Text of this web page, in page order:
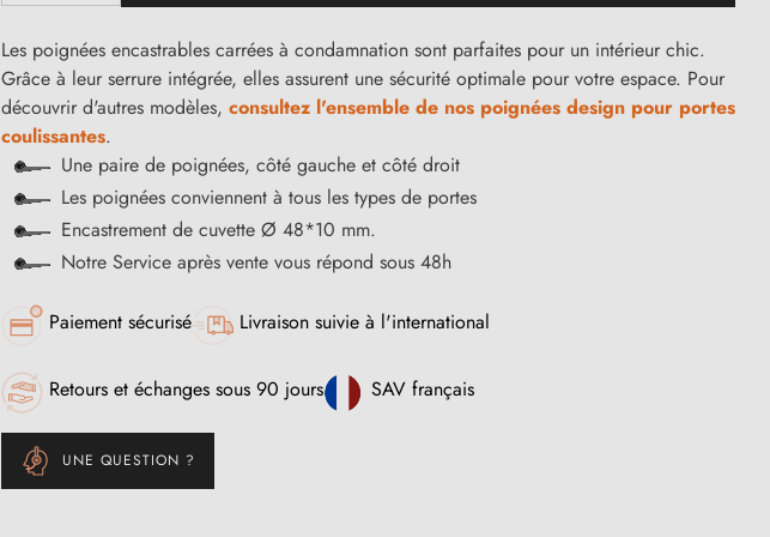
Les poignées encastrables carrées à condamnation sont parfaites pour un intérieur chic.
Grâce à leur serrure intégrée, elles assurent une sécurité optimale pour votre espace. Pour
découvrir d'autres modèles, consultez l'ensemble de nos poignées design pour portes
coulissantes.
Une paire de poignées, côté gauche et côté droit
Les poignées conviennent à tous les types de portes
Encastrement de cuvette Ø 48*10 mm.
Notre Service après vente vous répond sous 48h
Paiement sécurisé Livraison suivie à l'international
Retours et échanges sous 90 jours SAV français
UNE QUESTION ?